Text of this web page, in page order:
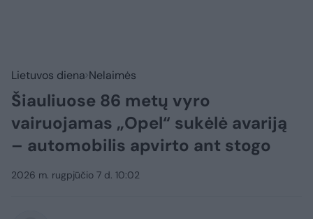
Lietuvos diena Nelaimės
Šiauliuose 86 metų vyro
vairuojamas „Opel“ sukėlė avariją
– automobilis apvirto ant stogo
2026 m. rugpjūčio 7 d. 10:02